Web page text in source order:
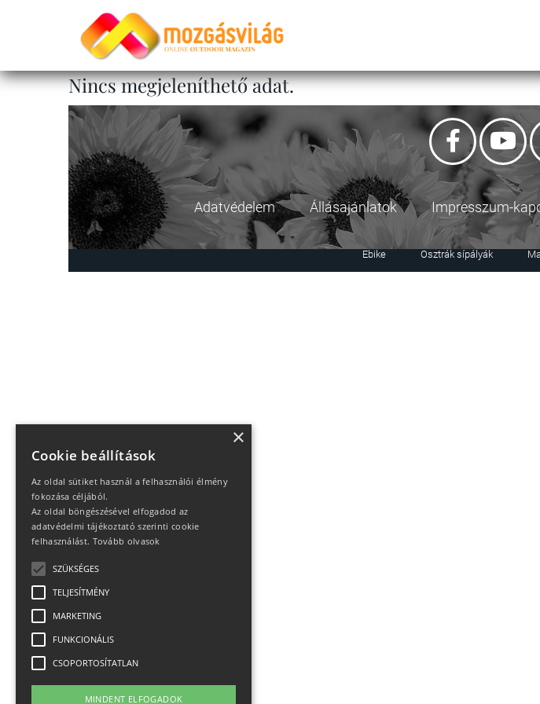
Nincs megjeleníthető adat.
Adatvédelem Állásajánlatok Impresszum-
Ebike Osztrák sípályák
×
Cookie beállítások
Az oldal sütiket használ a felhasználói élmény
fokozása céljából.
Az oldal böngészésével elfogadod az
adatvédelmi tájékoztató szerinti cookie
felhasználást. Tovább olvasok
SZÜKSÉGES
TELJESÍTMÉNY
MARKETING
FUNKCIONÁLIS
CSOPORTOSÍTATLAN
MINDENT ELFOGADOK